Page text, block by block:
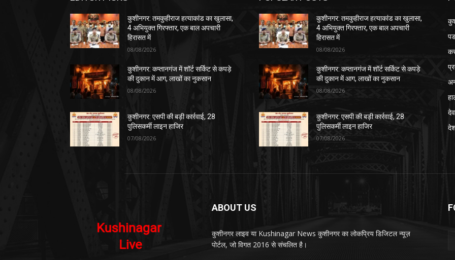
कुशीनगर: तमकुहीराज हत्याकांड का खुलासा,
4 अभियुक्त गिरफ्तार, एक बाल अपचारी
हिरासत में
08/08/2026
कुशीनगर: कप्तानगंज में शॉर्ट सर्किट से कपड़े
की दुकान में आग, लाखों का नुकसान
08/08/2026
कुशीनगर: एसपी की बड़ी कार्रवाई, 28
पुलिसकर्मी लाइन हाजिर
07/08/2026
कुशीनगर: तमकुहीराज हत्याकांड का खुलासा,
4 अभियुक्त गिरफ्तार, एक बाल अपचारी
हिरासत में
08/08/2026
कुशीनगर: कप्तानगंज में शॉर्ट सर्किट से कपड़े
की दुकान में आग, लाखों का नुकसान
08/08/2026
कुशीनगर: एसपी की बड़ी कार्रवाई, 28
पुलिसकर्मी लाइन हाजिर
07/08/2026
ABOUT US
कुशीनगर लाइव या Kushinagar News कुशीनगर का लोकप्रिय डिजिटल न्यूज़
पोर्टल, जो विगत 2016 से संचलित है।